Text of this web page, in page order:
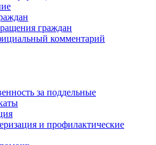
граждан
комментарий
за поддельные
и профилактические